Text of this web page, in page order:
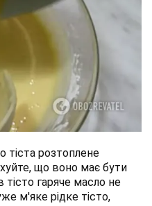
тіста розтоплене
що воно має бути
гаряче масло не
м'яке рідке тісто,